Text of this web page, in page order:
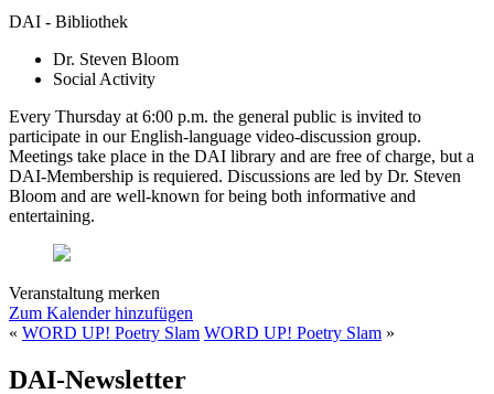
DAI - Bibliothek
Dr. Steven Bloom
Social Activity
Every Thursday at 6:00 p.m. the general public is invited to
participate in our English-language video-discussion group.
Meetings take place in the DAI library and are free of charge, but a
DAI-Membership is requiered. Discussions are led by Dr. Steven
Bloom and are well-known for being both informative and
entertaining.
Veranstaltung merken
Zum Kalender hinzufügen
« WORD UP! Poetry Slam WORD UP! Poetry Slam »
DAI-Newsletter